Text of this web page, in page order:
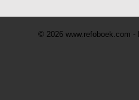
© 2026 www.refoboek.com -